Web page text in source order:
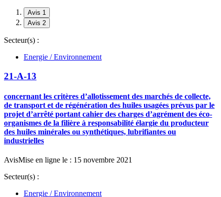
Avis 1
Avis 2
Secteur(s) :
Energie / Environnement
21-A-13
concernant les critères d’allotissement des marchés de collecte,
de transport et de régénération des huiles usagées prévus par le
projet d’arrêté portant cahier des charges d’agrément des éco-
organismes de la filière à responsabilité élargie du producteur
des huiles minérales ou synthétiques, lubrifiantes ou
industrielles
AvisMise en ligne le : 15 novembre 2021
Secteur(s) :
Energie / Environnement